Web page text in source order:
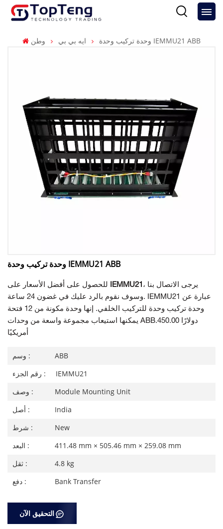
وطن ايه بي بي وحدة تركيب وحدة IEMMU21 ABB
وحدة تركيب وحدة IEMMU21 ABB
IEMMU21 ، يرجى الاتصال بنا
وسوف نقوم بالرد عليك في غضون 24 ساعة. IEMMU21 عبارة عن
وحدة تركيب وحدة للتركيب الخلفي. إنها وحدة مكونة من 12 فتحة
يمكنها استيعاب مجموعة واسعة من وحدات ABB.450.00 دولارًا
أمريكيًا
وسم :
ABB
رقم الجزء :
IEMMU21
وصف :
Module Mounting Unit
أصل :
India
شرط :
New
البعد :
411.48 mm × 505.46 mm × 259.08 mm
ثقل :
4.8 kg
دفع :
Bank Transfer
التحقيق الآن